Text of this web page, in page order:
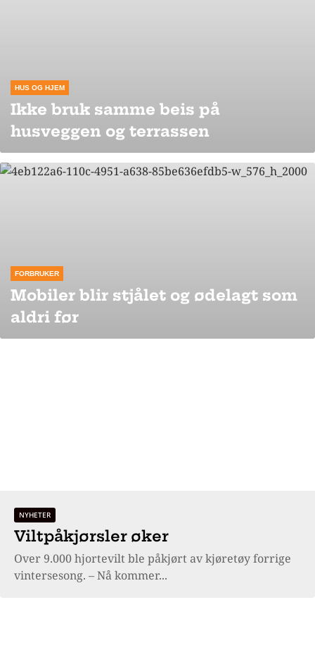
HUS OG HJEM
Ikke bruk samme beis på
husveggen og terrassen
FORBRUKER
Mobiler blir stjålet og ødelagt som
aldri før
NYHETER
Viltpåkjørsler øker
Over 9.000 hjortevilt ble påkjørt av kjøretøy forrige
vintersesong. – Nå kommer...